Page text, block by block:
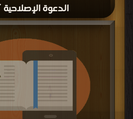
الدعوة الإصلاحية PDF